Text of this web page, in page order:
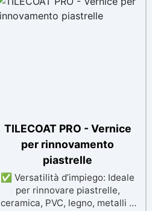
TILECOAT PRO - Vernice
per rinnovamento
piastrelle
✅ Versatilità d’impiego: Ideale
per rinnovare piastrelle,
ceramica, PVC, legno, metalli e